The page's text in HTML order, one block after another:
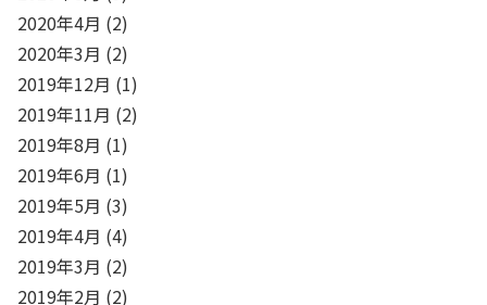
2020年4月 (2)
2020年3月 (2)
2019年12月 (1)
2019年11月 (2)
2019年8月 (1)
2019年6月 (1)
2019年5月 (3)
2019年4月 (4)
2019年3月 (2)
2019年2月 (2)